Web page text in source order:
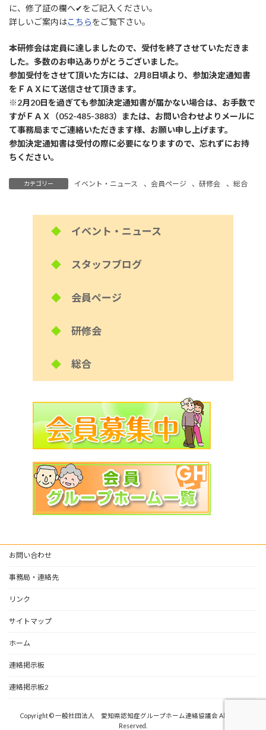
に、修了証の欄へ✔をご記入ください。
詳しいご案内はこちらをご覧下さい。
本研修会は定員に達しましたので、受付を終了させていただきま
した。多数のお申込ありがとうございました。
参加受付をさせて頂いた方には、2月8日頃より、参加決定通知書
をＦＡＸにて送信させて頂きます。
※2月20日を過ぎても参加決定通知書が届かない場合は、お手数で
すがＦＡＸ（052-485-3883）または、お問い合わせよりメールに
て事務局までご連絡いただきます様、お願い申し上げます。
参加決定通知書は受付の際に必要になりますので、忘れずにお持
ちください。
カテゴリー イベント・ニュース 、 会員ページ 、研修会 、 総合
◆ イベント・ニュース
◆ スタッフブログ
◆ 会員ページ
◆ 研修会
◆ 総合
お問い合わせ
事務局・連絡先
リンク
サイトマップ
ホーム
連絡掲示板
連絡掲示板2
Copyright © 一般社団法人 愛知県認知症グループホーム連絡協議会 All Rights
Reserved.